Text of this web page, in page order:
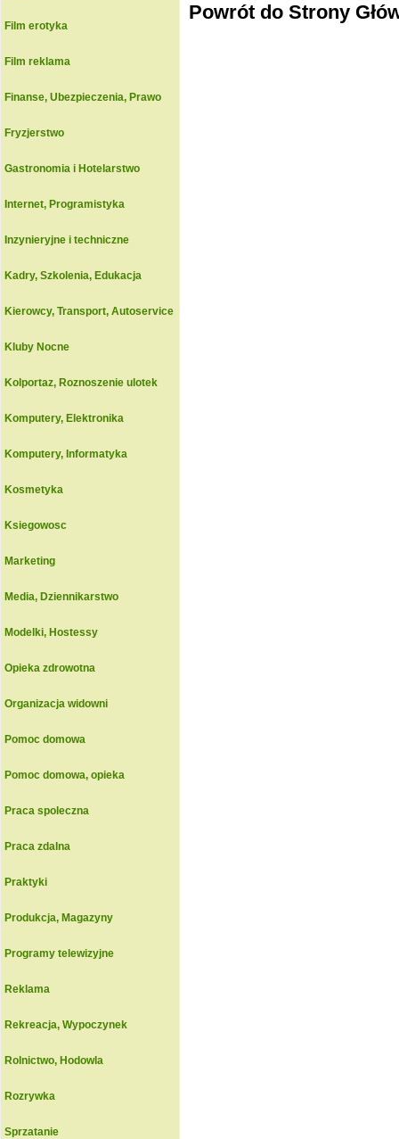
Film erotyka
Film reklama
Finanse, Ubezpieczenia, Prawo
Fryzjerstwo
Gastronomia i Hotelarstwo
Internet, Programistyka
Inzynieryjne i techniczne
Kadry, Szkolenia, Edukacja
Kierowcy, Transport, Autoservice
Kluby Nocne
Kolportaz, Roznoszenie ulotek
Komputery, Elektronika
Komputery, Informatyka
Kosmetyka
Ksiegowosc
Marketing
Media, Dziennikarstwo
Modelki, Hostessy
Opieka zdrowotna
Organizacja widowni
Pomoc domowa
Pomoc domowa, opieka
Praca spoleczna
Praca zdalna
Praktyki
Produkcja, Magazyny
Programy telewizyjne
Reklama
Rekreacja, Wypoczynek
Rolnictwo, Hodowla
Rozrywka
Sprzatanie
Powrót do Strony